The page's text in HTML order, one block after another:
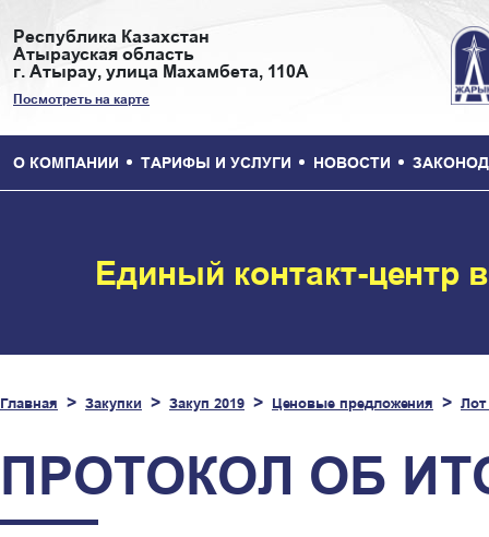
Республика Казахстан
Атырауская область
г. Атырау, улица Махамбета, 110А
Посмотреть на карте
О КОМПАНИИ ТАРИФЫ И УСЛУГИ НОВОСТИ
Единый контакт-центр
Главная Закупки Закуп 2019 Ценовые предложения
ПРОТОКОЛ ОБ